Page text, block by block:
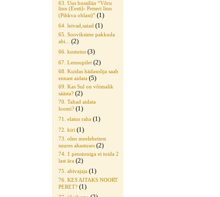
63. Uus bussiliin “Võru
linn (Eesti)- Petseri linn
(Pihkva oblast)” (1)
64. leivad,saiad (1)
65. Sooviksime pakkuda
abi...
(2)
66. kustutus (3)
67. Lennupilet (2)
68. Kuidas hädasolija saab
ennast aidata (5)
69. Kas Sul on võimalik
säästa? (2)
70. Tahad aidata
loomi? (1)
71. elatus raha (1)
72. kiri (1)
73. olen meeleheitest
suures ahastuses (2)
74. 1 pensioniga ei toida 2
last ära (2)
75. abivajaja (1)
76. KES AITAKS NOORT
PERET? (1)